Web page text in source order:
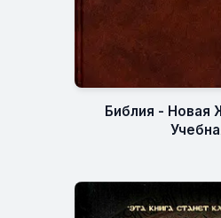
Библия - Новая